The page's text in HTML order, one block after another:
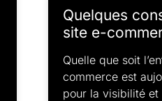
Quelques
site e-
Quelle que soit
commerce est
pour la visibilité